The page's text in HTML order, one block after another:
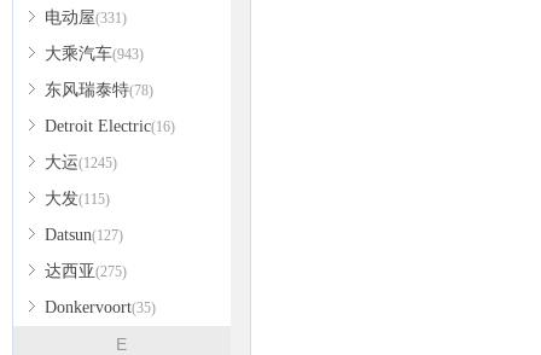
电动屋(331)
大乘汽车(943)
东风瑞泰特(78)
Detroit Electric(16)
大运(1245)
大发(115)
Datsun(127)
达西亚(275)
Donkervoort(35)
E